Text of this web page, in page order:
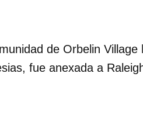
de Orbelin
fue anexada a